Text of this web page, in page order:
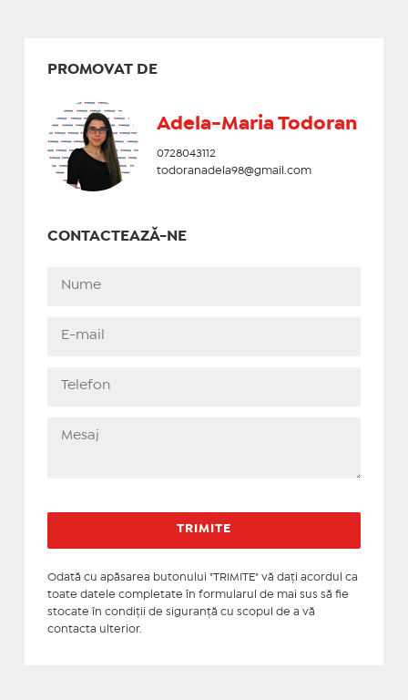
PROMOVAT DE
Adela-Maria Todoran
0728043112
todoranadela98@gmail.com
CONTACTEAZĂ-NE
Odată cu apăsarea butonului "TRIMITE" vă daţi acordul ca
toate datele completate în formularul de mai sus să fie
stocate în condiţii de siguranţă cu scopul de a vă
contacta ulterior.